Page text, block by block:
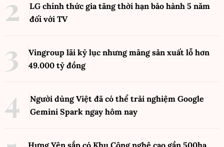
LG chính thức gia tăng thời hạn bảo hành 5 năm
đối với TV
Vingroup lãi kỷ lục nhưng mảng sản xuất lỗ hơn
49.000 tỷ đồng
Người dùng Việt đã có thể trải nghiệm Google
Gemini Spark ngay hôm nay
Hưng Yên sắp có Khu Công nghệ cao gần 500ha